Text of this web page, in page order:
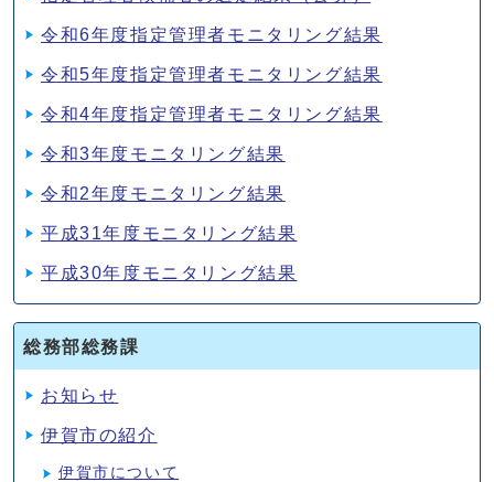
令和6年度指定管理者モニタリング結果
令和5年度指定管理者モニタリング結果
令和4年度指定管理者モニタリング結果
令和3年度モニタリング結果
令和2年度モニタリング結果
平成31年度モニタリング結果
平成30年度モニタリング結果
総務部総務課
お知らせ
伊賀市の紹介
伊賀市について